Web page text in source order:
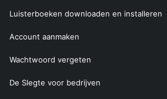
Luisterboeken downloaden en installeren
Account aanmaken
Wachtwoord vergeten
De Slegte voor bedrijven